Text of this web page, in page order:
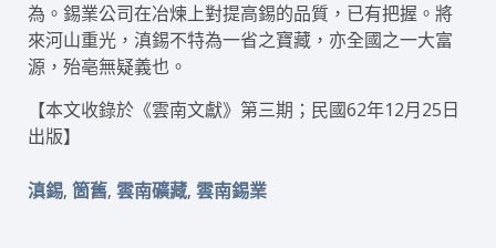
為。錫業公司在冶煉上對提高錫的品質，已有把握。將
來河山重光，滇錫不特為一省之寶藏，亦全國之一大富
源，殆亳無疑義也。
【本文收錄於《雲南文獻》第三期；民國62年12月25日
出版】
滇錫, 箇舊, 雲南礦藏, 雲南錫業